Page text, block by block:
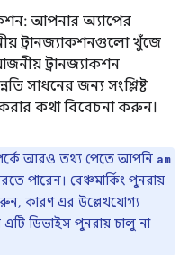
আপনার অ্যাপের
ট্রানজ্যাকশনগুলো খুঁজে
ট্রানজ্যাকশন
সাধনের জন্য সংশ্লিষ্ট
কথা বিবেচনা করুন।
আরও তথ্য পেতে আপনি am
পারেন। বেঞ্চমার্কিং পুনরায়
কারণ এর উল্লেখযোগ্য
ডিভাইস পুনরায় চালু না